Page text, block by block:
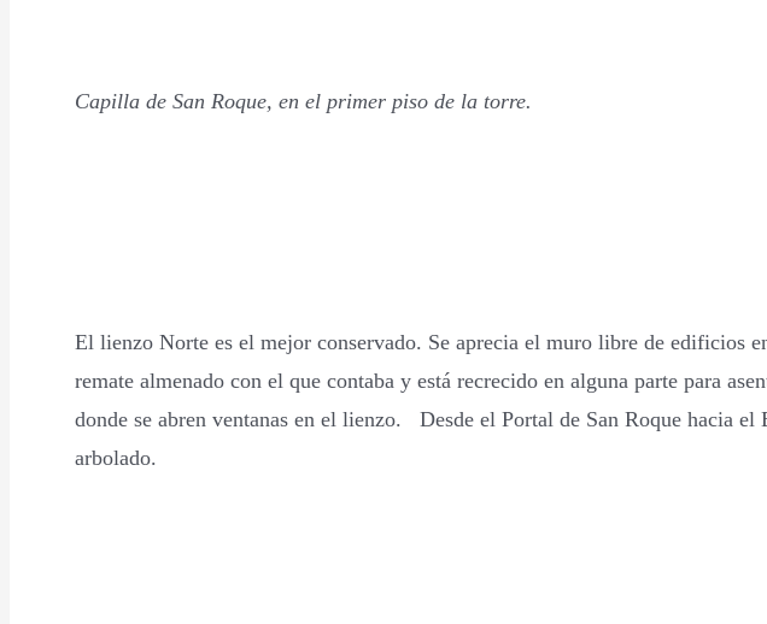
Capilla de San Roque, en el primer piso de la torre.
El lienzo Norte es el mejor conservado. Se aprecia el muro libre de edificios
remate almenado con el que contaba y está recrecido en alguna parte para
donde se abren ventanas en el lienzo. Desde el Portal de San Roque hacia
arbolado.